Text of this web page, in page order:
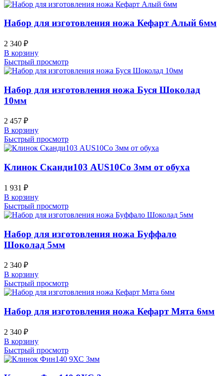
Набор для изготовления ножа Кефарт Алый 6мм
2 340 ₽
В корзину
Быстрый просмотр
Набор для изготовления ножа Буся Шоколад
10мм
2 457 ₽
В корзину
Быстрый просмотр
Клинок Сканди103 AUS10Co 3мм от обуха
1 931 ₽
В корзину
Быстрый просмотр
Набор для изготовления ножа Буффало
Шоколад 5мм
2 340 ₽
В корзину
Быстрый просмотр
Набор для изготовления ножа Кефарт Мята 6мм
2 340 ₽
В корзину
Быстрый просмотр